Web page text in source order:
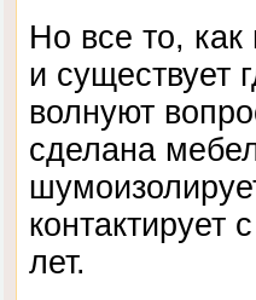
Но все то,
и существует
волнуют
сделана
контактирует
лет.